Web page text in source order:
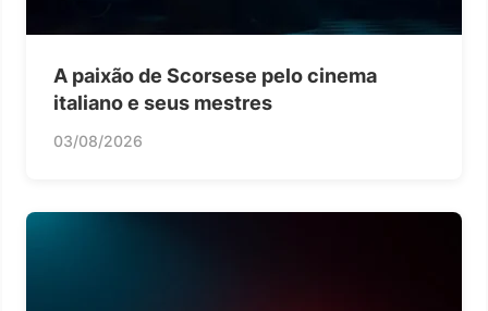
A paixão de Scorsese pelo cinema
italiano e seus mestres
03/08/2026